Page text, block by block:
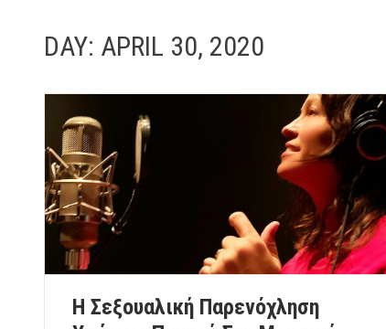
DAY: APRIL 30, 2020
Η Σεξουαλική Παρενόχληση